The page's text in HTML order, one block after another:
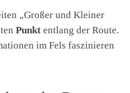
„Großer und Kleiner
Punkt entlang der Route.
im Fels faszinieren